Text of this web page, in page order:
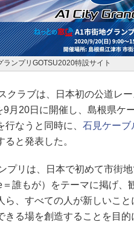
ランプリGOTSU2020特設サイト
クラブは、日本初の公道レ
月20日に開催し、島根県ケ
行なうと同時に、 石見ケーブ
と発表した。
プリは、日本で初めて市街
誰もが）をテーマに掲げ、
ら、すべての人が新しいこ
きる場を創造することを目的